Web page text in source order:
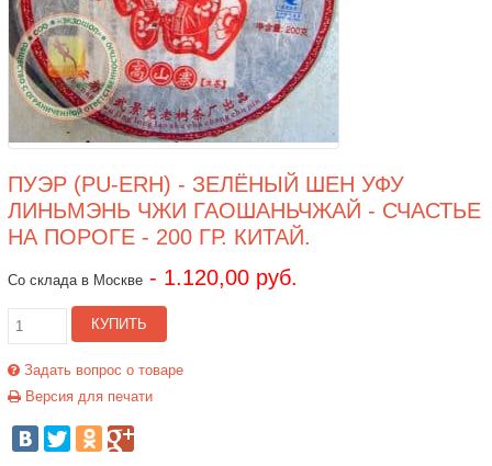
ПУЭР (PU-ERH) - ЗЕЛЁНЫЙ ШЕН УФУ
ЛИНЬМЭНЬ ЧЖИ ГАОШАНЬЧЖАЙ - СЧАСТЬЕ
НА ПОРОГЕ - 200 ГР. КИТАЙ.
Со склада в Москве- 1.120,00 руб.
КУПИТЬ
Задать вопрос о товаре
Версия для печати